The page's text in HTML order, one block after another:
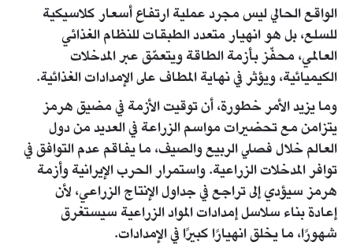
الواقع الحالي ليس مجرد عملية ارتفاع أسعار كلاسيكية
للسلع، بل هو انهيار متعدد الطبقات للنظام الغذائي
العالمي، محفّز بأزمة الطاقة ويتعمّق عبر المدخلات
الكيميائية، ويؤثر في نهاية المطاف على الإمدادات الغذائية.
وما يزيد الأمر خطورة، أن توقيت الأزمة في مضيق هرمز
يتزامن مع تحضيرات مواسم الزراعة في العديد من دول
العالم خلال فصلي الربيع والصيف، ما يفاقم عدم التوافق في
توافر المدخلات الزراعية. واستمرار الحرب الإيرانية وأزمة
هرمز سيؤدي إلى تراجع في جداول الإنتاج الزراعي، لأن
إعادة بناء سلاسل إمدادات المواد الزراعية سيستغرق
شهورًا، ما يخلق انهيارًا كبيرًا في الإمدادات.